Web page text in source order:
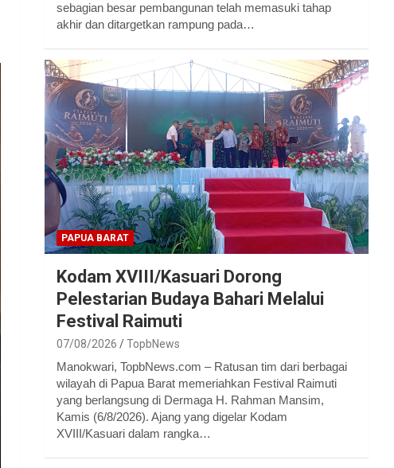
sebagian besar pembangunan telah memasuki tahap
akhir dan ditargetkan rampung pada…
PAPUA BARAT
Kodam XVIII/Kasuari Dorong
Pelestarian Budaya Bahari Melalui
Festival Raimuti
07/08/2026 TopbNews
Manokwari, TopbNews.com – Ratusan tim dari berbagai
wilayah di Papua Barat memeriahkan Festival Raimuti
yang berlangsung di Dermaga H. Rahman Mansim,
Kamis (6/8/2026). Ajang yang digelar Kodam
XVIII/Kasuari dalam rangka…